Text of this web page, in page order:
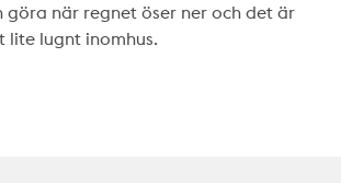
göra när regnet öser ner och det är
lugnt inomhus.